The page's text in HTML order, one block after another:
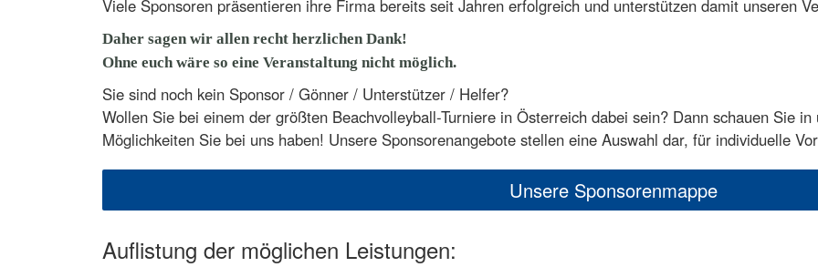
Viele Sponsoren präsentieren ihre Firma bereits seit Jahren erfolgreich und unterstützen damit unseren
Daher sagen wir allen recht herzlichen Dank!
Ohne euch wäre so eine Veranstaltung nicht möglich.
Sie sind noch kein Sponsor / Gönner / Unterstützer / Helfer?
Wollen Sie bei einem der größten Beachvolleyball-Turniere in Österreich dabei sein? Dann schauen Sie
Möglichkeiten Sie bei uns haben! Unsere Sponsorenangebote stellen eine Auswahl dar, für individuelle
Unsere Sponsorenmappe
Auflistung der möglichen Leistungen: